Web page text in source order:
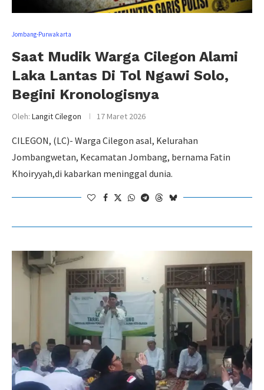
Jombang-Purwakarta
Saat Mudik Warga Cilegon Alami
Laka Lantas Di Tol Ngawi Solo,
Begini Kronologisnya
Oleh: Langit Cilegon 17 Maret 2026
CILEGON, (LC)- Warga Cilegon asal, Kelurahan
Jombangwetan, Kecamatan Jombang, bernama Fatin
Khoiryyah,di kabarkan meninggal dunia.